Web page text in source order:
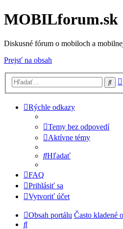
MOBILforum.sk
Diskusné fórum o mobiloch a
Prejsť na obsah
Rýchle odkazy
Temy bez odpovedí
Aktívne témy
Hľadať
FAQ
Prihlásiť sa
Vytvoriť účet
Obsah portálu Často kladené
Hľadať